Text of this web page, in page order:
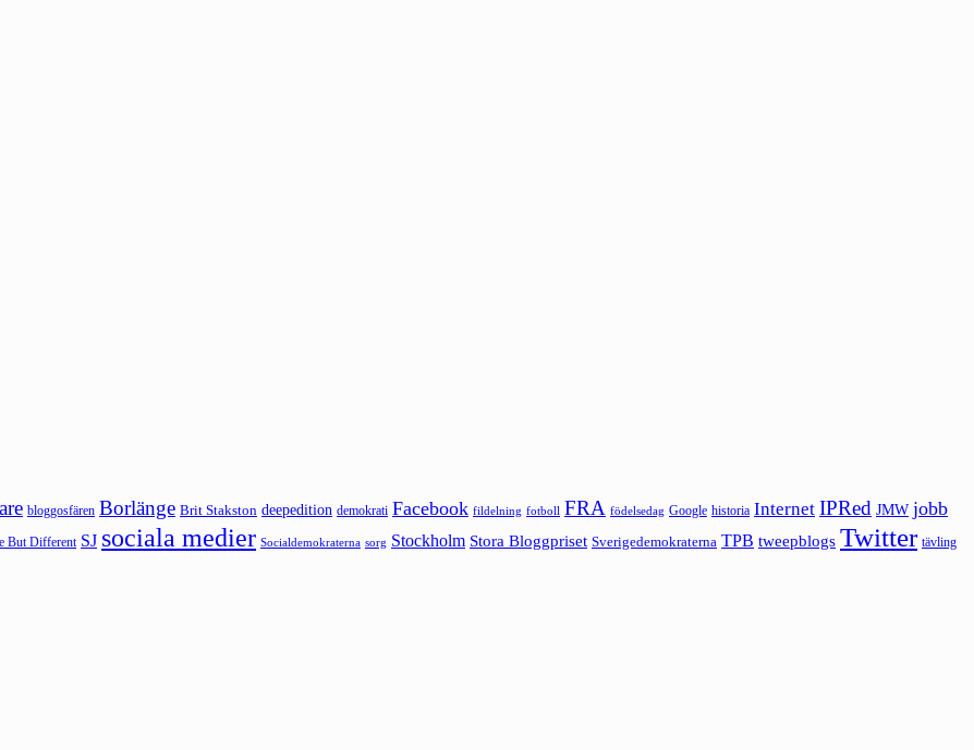
bloggosfären Borlänge Brit Stakston deepedition demokrati Facebook fildelning fotboll FRA födelsedag Google historia Internet IPRed JMW jobb
But Different SJ sociala medier Socialdemokraterna sorg Stockholm Stora Bloggpriset Sverigedemokraterna TPB tweepblogs Twitter tävling